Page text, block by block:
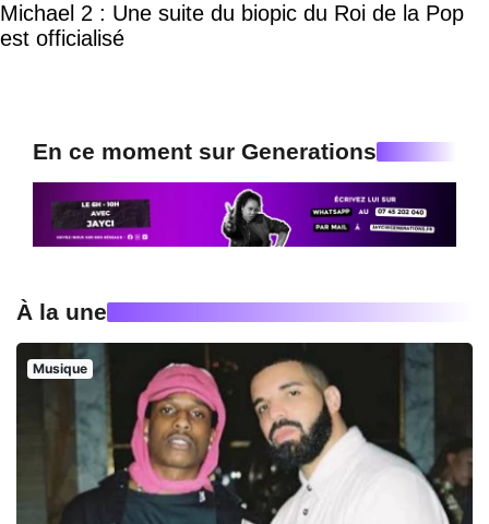
Michael 2 : Une suite du biopic du Roi de la Pop
est officialisé
En ce moment sur Generations
À la une
Musique